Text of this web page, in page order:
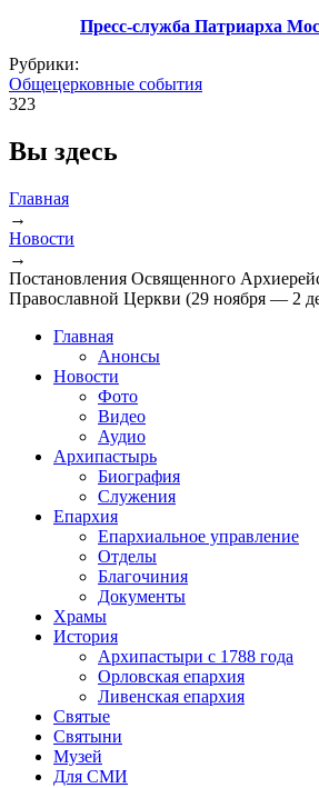
Пресс-служба Патриарха
Рубрики:
Общецерковные события
323
Вы здесь
Главная
→
Новости
→
Постановления Освященного
Православной Церкви (29 ноября ― 2
Главная
Анонсы
Новости
Фото
Видео
Аудио
Архипастырь
Биография
Служения
Епархия
Епархиальное управление
Отделы
Благочиния
Документы
Храмы
История
Архипастыри с 1788 года
Орловская епархия
Ливенская епархия
Святые
Святыни
Музей
Для СМИ